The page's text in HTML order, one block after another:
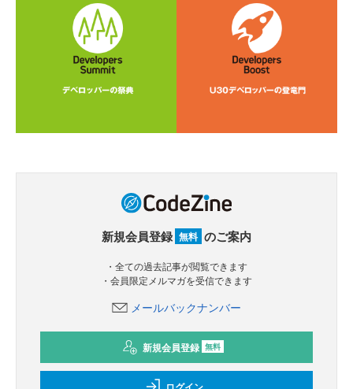
新規会員登録 無料 のご案内
・全ての過去記事が閲覧できます
・会員限定メルマガを受信できます
メールバックナンバー
新規会員登録 無料